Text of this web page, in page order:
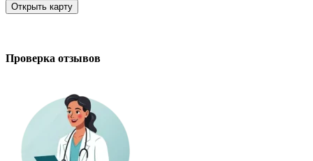
Открыть карту
Проверка отзывов